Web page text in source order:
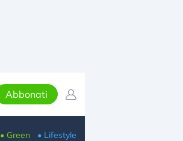
Abbonati
• Green • Lifestyle